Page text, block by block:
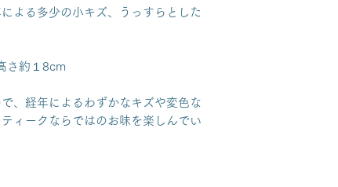
よる多少の小キズ、うっすらとした
さ約１8cm
、経年によるわずかなキズや変色な
ィークならではのお味を楽しんでい